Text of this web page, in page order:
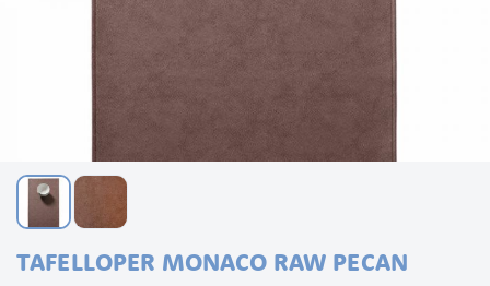
naarTAFELLOPER MONACO RAW PECAN